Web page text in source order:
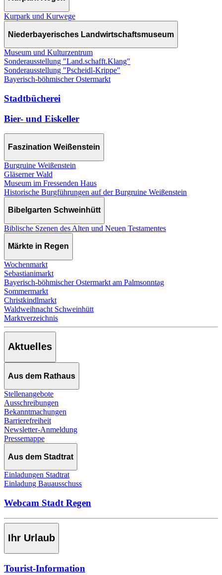
Kurpark und Kurwege
Niederbayerisches Landwirtschaftsmuseum
Museum und Kulturzentrum
Sonderausstellung "Land.schafft.Klang"
Sonderausstellung "Pscheidl-Krippe"
Bayerisch-böhmischer Ostermarkt
Stadtbücherei
Bier- und Eiskeller
Faszination Weißenstein
Burgruine Weißenstein
Gläserner Wald
Museum im Fressenden Haus
Historische Burgführungen auf der Burgruine Weißenstein
Bibelgarten Schweinhütt
Biblische Szenen des Alten und Neuen Testamentes
Märkte in Regen
Wochenmarkt
Sebastianimarkt
Bayerisch-böhmischer Ostermarkt am Palmsonntag
Sommermarkt
Christkindlmarkt
Waldweihnacht Schweinhütt
Marktverzeichnis
Aktuelles
Aus dem Rathaus
Stellenangebote
Ausschreibungen
Bekanntmachungen
Barrierefreiheit
Newsletter-Anmeldung
Pressemappe
Aus dem Stadtrat
Einladungen Stadtrat
Einladung Bauausschuss
Webcam Stadt Regen
Ihr Urlaub
Tourist-Information